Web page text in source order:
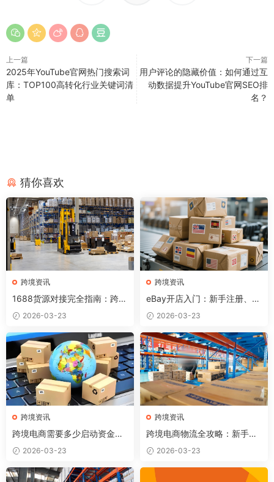
上一篇
2025年YouTube官网热门搜索词
库：TOP100高转化行业关键词清
单
下一篇
用户评论的隐藏价值：如何通过互
动数据提升YouTube官网SEO排
名？
猜你喜欢
跨境资讯
1688货源对接完全指南：跨境
卖家如何找到优质供应商？
2026-03-23
跨境资讯
eBay开店入门：新手注册、发
布产品和出单全流程
2026-03-23
跨境资讯
跨境电商需要多少启动资金？
各平台资金规划详解
2026-03-23
跨境资讯
跨境电商物流全攻略：新手必
懂的5种国际物流方式
2026-03-23